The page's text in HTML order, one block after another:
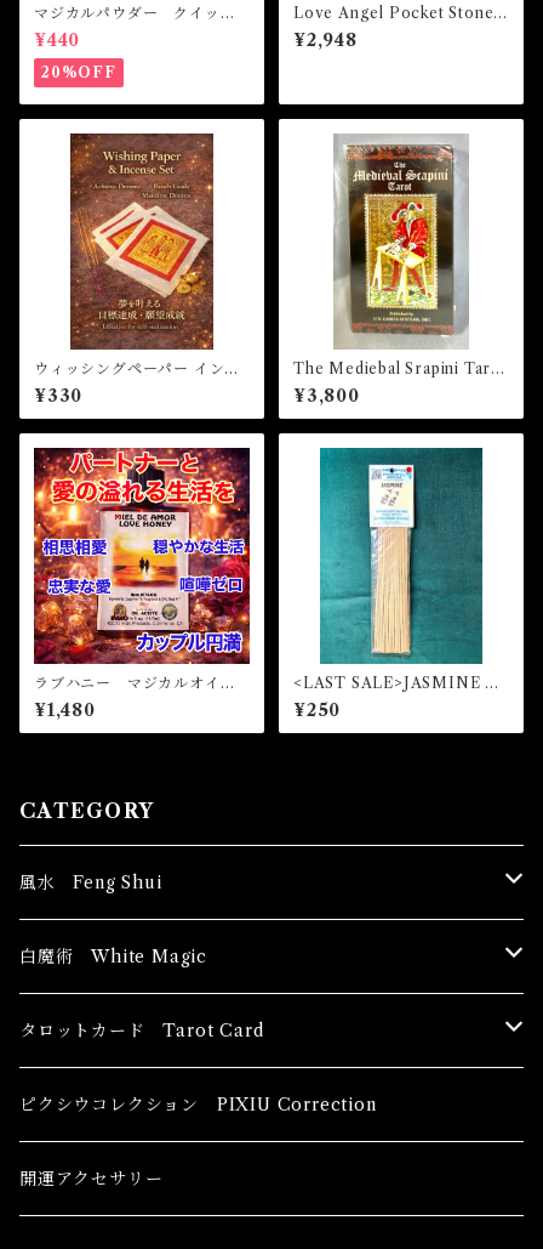
マジカルパウダー クイック
マネー Magical Powder Q
UICK MONEY
¥440
20%OFF
Love Angel Pocket Stone
ラブエンジェルポケットスト
ーン 白魔術アミュレット
¥2,948
ウィッシングペーパー インセ
ンスセット
¥330
The Mediebal Srapini Tarot
ザ・メディーバルスラピニタ
ロット
¥3,800
ラブハニー マジカルオイ
ル・魔女オイル LOVE HO
NEY Magical Oil
¥1,480
<LAST SALE>JASMINE マ
ジカルスティックインセンス
¥250
CATEGORY
風水 Feng Shui
ブッダ Buddha
恋愛運
健康運 Health
金運 Money
白魔術 White Magic
香油 Oils
恋愛 Love
金運 Money
キャンドル Candles
恋愛 Love
線香 Stick Incense
タロットカード Tarot Card
初心者向け For The Beginners
中級者向け
ピクシウコレクション PIXIU Correction
開運アクセサリー